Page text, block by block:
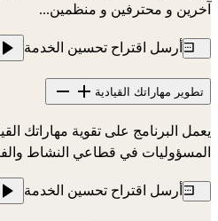
آخرين و محترفين و منظمين...
أرسل اقتراح تحسين الخدمة
تطوير مهاراتك القيادية
يعمل البرنامج على تقوية مهاراتك
المسؤوليات في قطاعي النشاط
أرسل اقتراح تحسين الخدمة